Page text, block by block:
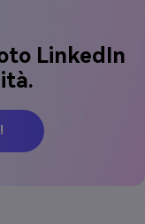
LinkedIn